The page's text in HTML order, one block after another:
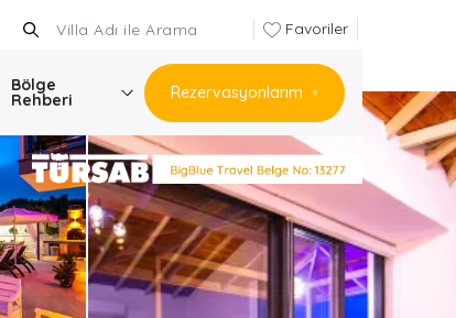
Favoriler
Bölge
Rehberi Rezervasyonlarım